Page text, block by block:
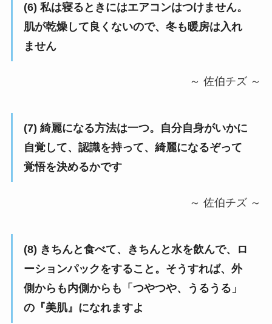
(6) 私は寝るときにはエアコンはつけません。
肌が乾燥して良くないので、冬も暖房は入れ
ません
～ 佐伯チズ ～
(7) 綺麗になる方法は一つ。自分自身がいかに
自覚して、認識を持って、綺麗になるぞって
覚悟を決めるかです
～ 佐伯チズ ～
(8) きちんと食べて、きちんと水を飲んで、ロ
ーションパックをすること。そうすれば、外
側からも内側からも「つやつや、うるうる」
の『美肌』になれますよ